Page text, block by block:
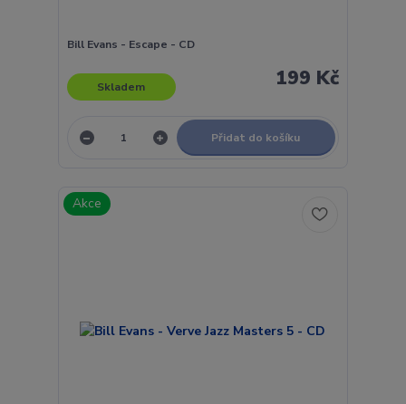
Bill Evans - Escape - CD
199 Kč
Skladem
Přidat do košíku
Akce